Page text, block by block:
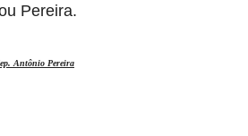
Pereira.
Antônio Pereira